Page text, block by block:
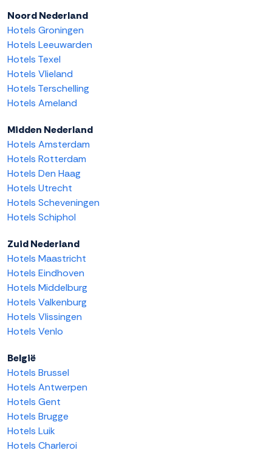
Noord Nederland
Hotels Groningen
Hotels Leeuwarden
Hotels Texel
Hotels Vlieland
Hotels Terschelling
Hotels Ameland
Midden Nederland
Hotels Amsterdam
Hotels Rotterdam
Hotels Den Haag
Hotels Utrecht
Hotels Scheveningen
Hotels Schiphol
Zuid Nederland
Hotels Maastricht
Hotels Eindhoven
Hotels Middelburg
Hotels Valkenburg
Hotels Vlissingen
Hotels Venlo
België
Hotels Brussel
Hotels Antwerpen
Hotels Gent
Hotels Brugge
Hotels Luik
Hotels Charleroi